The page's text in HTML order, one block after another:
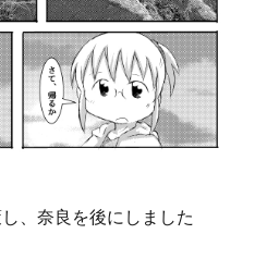
、奈良を後にしました